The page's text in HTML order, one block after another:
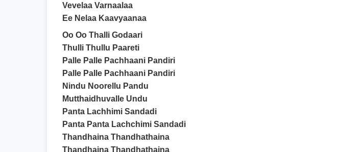
Vevelaa Varnaalaa
Ee Nelaa Kaavyaanaa
Oo Oo Thalli Godaari
Thulli Thullu Paareti
Palle Palle Pachhaani Pandiri
Palle Palle Pachhaani Pandiri
Nindu Noorellu Pandu
Mutthaidhuvalle Undu
Panta Lachhimi Sandadi
Panta Panta Lachchimi Sandadi
Thandhaina Thandhathaina
Thandhaina Thandhathaina